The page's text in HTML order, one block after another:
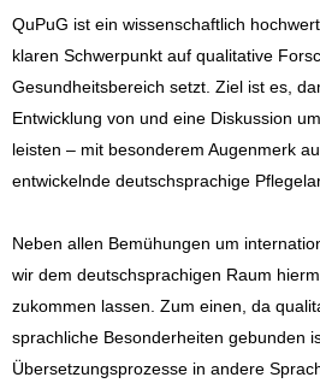
QuPuG ist ein wissenschaftlich
klaren Schwerpunkt auf qualitative
Gesundheitsbereich setzt. Ziel ist es,
Entwicklung von und eine Diskussion
leisten – mit besonderem Augenmerk
entwickelnde deutschsprachige
Neben allen Bemühungen um
wir dem deutschsprachigen Raum
zukommen lassen. Zum einen, da
sprachliche Besonderheiten gebunden
Übersetzungsprozesse in andere